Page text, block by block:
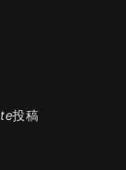
投稿